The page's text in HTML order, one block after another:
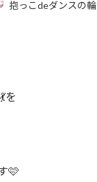
抱っこdeダンスの輪
を
🩷